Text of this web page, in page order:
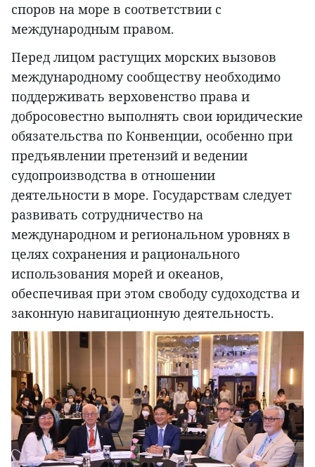
споров на море в соответствии с
международным правом.
Перед лицом растущих морских вызовов
международному сообществу необходимо
поддерживать верховенство права и
добросовестно выполнять свои юридические
обязательства по Конвенции, особенно при
предъявлении претензий и ведении
судопроизводства в отношении
деятельности в море. Государствам следует
развивать сотрудничество на
международном и региональном уровнях в
целях сохранения и рационального
использования морей и океанов,
обеспечивая при этом свободу судоходства и
законную навигационную деятельность.